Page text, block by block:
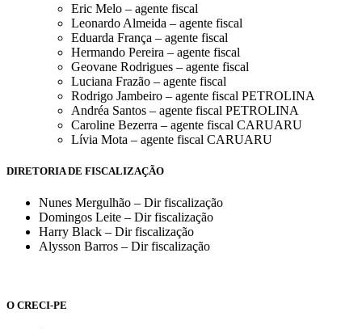
Eric Melo – agente fiscal
Leonardo Almeida – agente fiscal
Eduarda França – agente fiscal
Hermando Pereira – agente fiscal
Geovane Rodrigues – agente fiscal
Luciana Frazão – agente fiscal
Rodrigo Jambeiro – agente fiscal PETROLINA
Andréa Santos – agente fiscal PETROLINA
Caroline Bezerra – agente fiscal CARUARU
Lívia Mota – agente fiscal CARUARU
DIRETORIA DE FISCALIZAÇÃO
Nunes Mergulhão – Dir fiscalização
Domingos Leite – Dir fiscalização
Harry Black – Dir fiscalização
Alysson Barros – Dir fiscalização
O CRECI-PE